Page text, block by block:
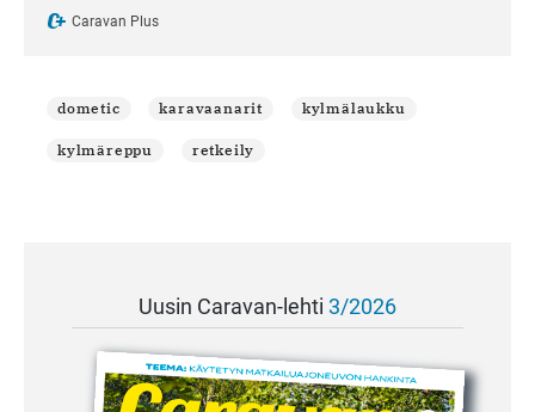
Caravan Plus
dometic karavaanarit kylmälaukku
kylmäreppu retkeily
Uusin Caravan-lehti 3/2026